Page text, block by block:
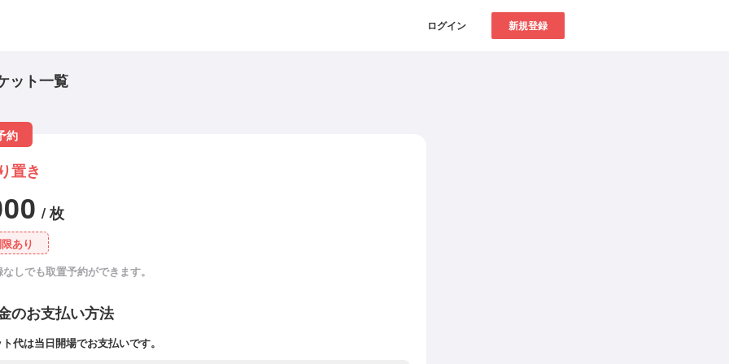
ログイン 新規登録
ット一覧
約
置き
/ 枚
あり
しでも取置予約ができます。
のお支払い方法
代は当日開場でお支払いです。